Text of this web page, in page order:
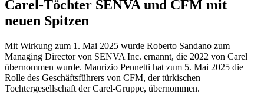
Carel-Töchter SENVA und CFM mit
neuen Spitzen
Mit Wirkung zum 1. Mai 2025 wurde Roberto Sandano zum
Managing Director von SENVA Inc. ernannt, die 2022 von Carel
übernommen wurde. Maurizio Pennetti hat zum 5. Mai 2025 die
Rolle des Geschäftsführers von CFM, der türkischen
Tochtergesellschaft der Carel-Gruppe, übernommen.